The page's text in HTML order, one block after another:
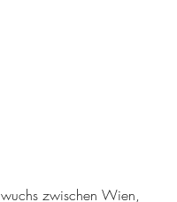
wuchs zwischen Wien,